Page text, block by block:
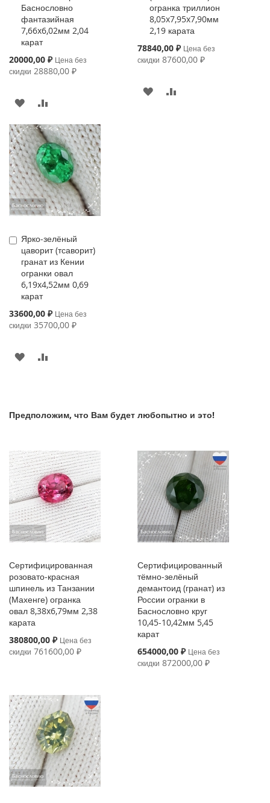
Баснословно
фантазийная
7,66x6,02мм 2,04
карат
Special
20000,00 ₽ Цена без
скидки 28880,00 ₽
В
ИЗБРАННОЕ
СРАВНЕНИЮ
огранка триллион
8,05x7,95x7,90мм
2,19 карата
Special
78840,00 ₽ Цена без
скидки 87600,00 ₽
В
Ярко-зелёный
цаворит (тсаворит)
гранат из Кении
огранки овал
6,19x4,52мм 0,69
карат
Special
33600,00 ₽ Цена без
скидки 35700,00 ₽
Купить
В
Предположим, что Вам будет любопытно и это!
Сертифицированная
розовато-красная
шпинель из Танзании
(Махенге) огранка
овал 8,38x6,79мм 2,38
карата
Special
380800,00 ₽ Цена без
скидки 761600,00 ₽
Сертифицированный
тёмно-зелёный
демантоид (гранат) из
России огранки в
Баснословно круг
10,45-10,42мм 5,45
карат
Special
654000,00 ₽ Цена без
скидки 872000,00 ₽